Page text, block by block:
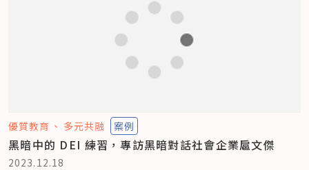
優質教育 多元共融 案例
黑暗中的 DEI 練習，專訪黑暗對話社會企業扈文傑
2023.12.18